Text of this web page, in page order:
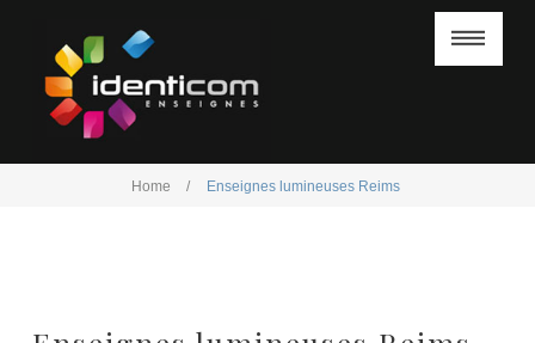
Home / Enseignes lumineuses Reims